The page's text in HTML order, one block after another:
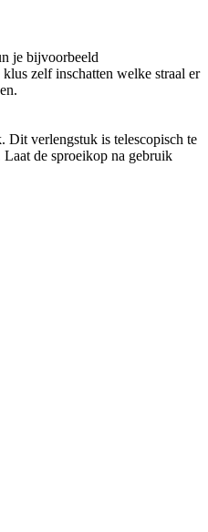
je bijvoorbeeld
zelf inschatten welke straal er
Dit verlengstuk is telescopisch te
de sproeikop na gebruik